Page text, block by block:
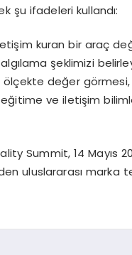
şu ifadeleri kullandı:
kuran bir araç
şeklimizi
ölçekte değer
ve iletişim
Summit, 14 Mayıs
uluslararası marka